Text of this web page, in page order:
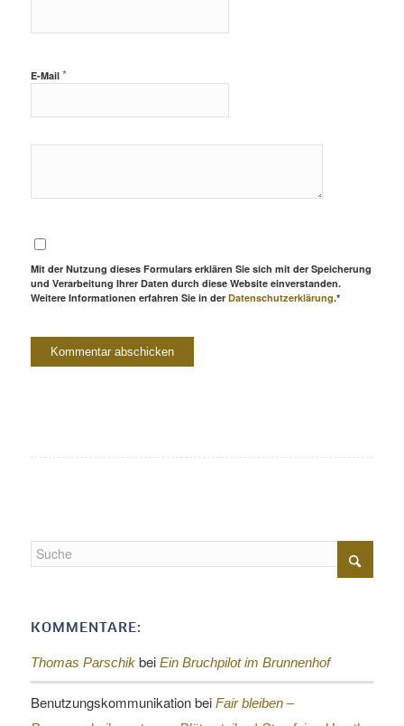
E-Mail *
Mit der Nutzung dieses Formulars erklären Sie sich mit der Speicherung
und Verarbeitung Ihrer Daten durch diese Website einverstanden.
Weitere Informationen erfahren Sie in der Datenschutzerklärung.*
KOMMENTARE:
Thomas Parschikbei Ein Bruchpilot im Brunnenhof
Benutzungskommunikationbei Fair bleiben –